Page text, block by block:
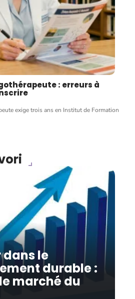
: erreurs à
exige trois ans en Institut de Formation
le
durable :
marché du